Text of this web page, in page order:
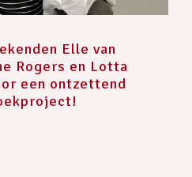
Elle van
Rogers en Lotta
een ontzettend